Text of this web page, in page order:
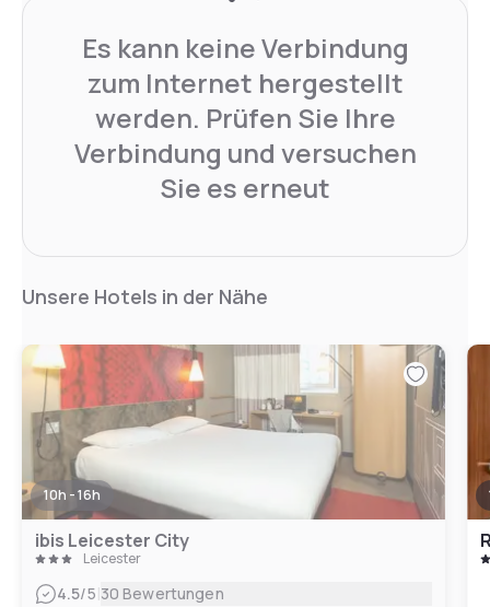
Es kann keine Verbindung
zum Internet hergestellt
werden. Prüfen Sie Ihre
Verbindung und versuchen
Sie es erneut
Unsere Hotels in der Nähe
10h - 16h
ibis Leicester City
Leicester
4.5/5|30 Bewertungen